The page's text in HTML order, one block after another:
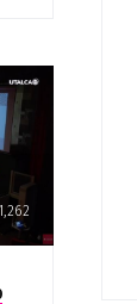
1,262